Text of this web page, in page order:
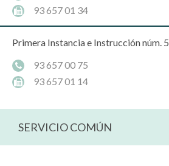
93 657 01 34
Primera Instancia e Instrucción núm. 5
93 657 00 75
93 657 01 14
SERVICIO COMÚN